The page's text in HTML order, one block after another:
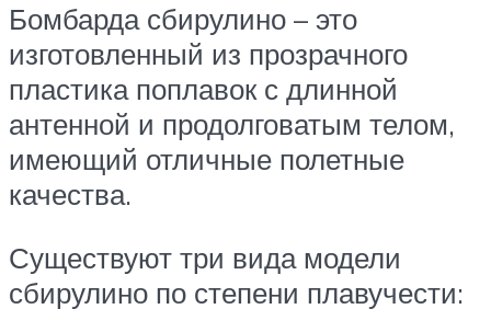
Бомбарда сбирулино – это
изготовленный из прозрачного
пластика поплавок с длинной
антенной и продолговатым телом,
имеющий отличные полетные
качества.
Существуют три вида модели
сбирулино по степени плавучести: